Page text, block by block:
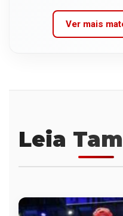
Ver mais
Leia